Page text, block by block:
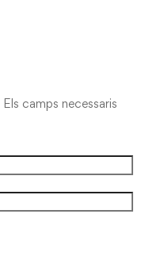
Els camps necessaris